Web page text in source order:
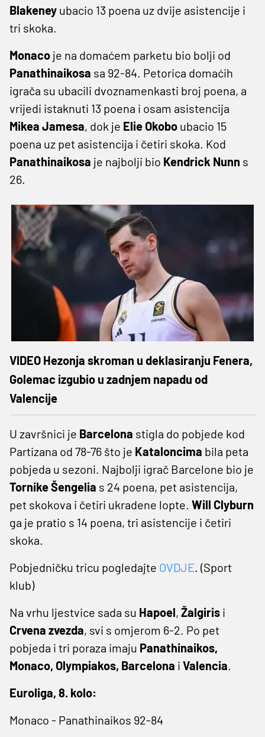
Blakeney ubacio 13 poena uz dvije asistencije i
tri skoka.
Monaco je na domaćem parketu bio bolji od
Panathinaikosa sa 92-84. Petorica domaćih
igrača su ubacili dvoznamenkasti broj poena, a
vrijedi istaknuti 13 poena i osam asistencija
Mikea Jamesa, dok je Elie Okobo ubacio 15
poena uz pet asistencija i četiri skoka. Kod
Panathinaikosa je najbolji bio Kendrick Nunn s
26.
VIDEO Hezonja skroman u deklasiranju Fenera,
Golemac izgubio u zadnjem napadu od
Valencije
U završnici je Barcelona stigla do pobjede kod
Partizana od 78-76 što je Kataloncima bila peta
pobjeda u sezoni. Najbolji igrač Barcelone bio je
Tornike Šengelia s 24 poena, pet asistencija,
pet skokova i četiri ukradene lopte. Will Clyburn
ga je pratio s 14 poena, tri asistencije i četiri
skoka.
Pobjedničku tricu pogledajte OVDJE. (Sport
klub)
Na vrhu ljestvice sada su Hapoel, Žalgiris i
Crvena zvezda, svi s omjerom 6-2. Po pet
pobjeda i tri poraza imaju Panathinaikos,
Monaco, Olympiakos, Barcelona i Valencia.
Euroliga, 8. kolo:
Monaco - Panathinaikos 92-84